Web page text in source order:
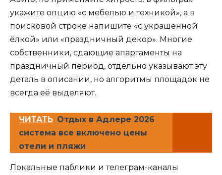
укажите опцию «с мебелью и техникой», а в
поисковой строке напишите «с украшенной
ёлкой» или «праздничный декор». Многие
собственники, сдающие апартаменты на
праздничный период, отдельно указывают эту
деталь в описании, но алгоритмы площадок не
всегда её выделяют.
ЧИТАТЬ Отдых в Адлере 2026
система все включено цены
отели и пляжи
Локальные паблики и телеграм-каналы